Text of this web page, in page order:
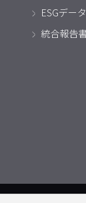
ESGデータ
統合報告